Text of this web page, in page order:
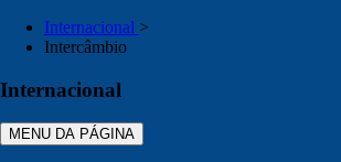
Internacional >
Intercâmbio
Internacional
MENU DA PÁGINA